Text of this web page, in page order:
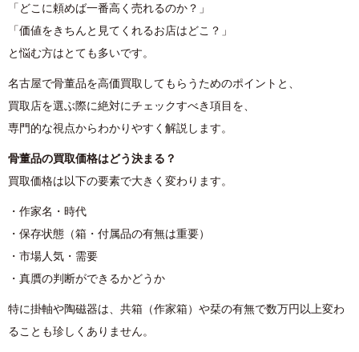
「どこに頼めば一番高く売れるのか？」
「価値をきちんと見てくれるお店はどこ？」
と悩む方はとても多いです。
名古屋で骨董品を高価買取してもらうためのポイントと、
買取店を選ぶ際に絶対にチェックすべき項目を、
専門的な視点からわかりやすく解説します。
骨董品の買取価格はどう決まる？
買取価格は以下の要素で大きく変わります。
・作家名・時代
・保存状態（箱・付属品の有無は重要）
・市場人気・需要
・真贋の判断ができるかどうか
特に掛軸や陶磁器は、共箱（作家箱）や栞の有無で数万円以上変わ
ることも珍しくありません。